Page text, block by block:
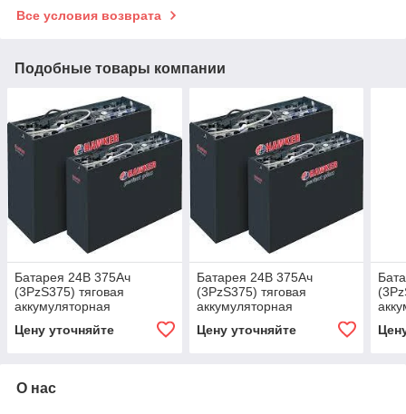
Все условия возврата
Подобные товары компании
Батарея 24В 375Ач
(3PzS375) тяговая
аккумуляторная
Цену уточняйте
Батарея 24В 375Ач
(3PzS375) тяговая
аккумуляторная
Цену уточняйте
О нас